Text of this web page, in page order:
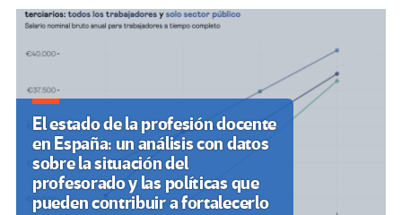
El estado de la profesión docente
en España: un análisis con datos
sobre la situación del
profesorado y las políticas que
pueden contribuir a fortalecerlo